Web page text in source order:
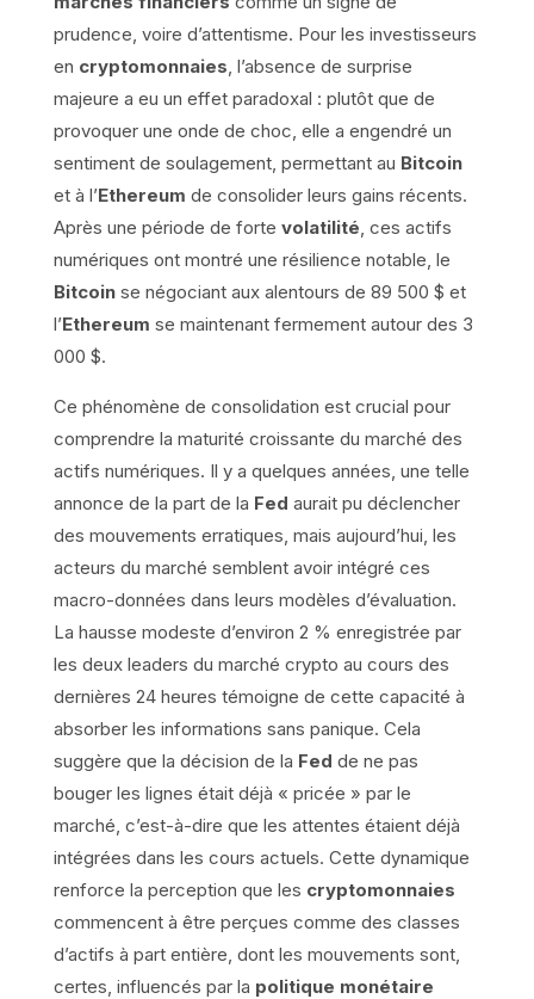
prudence, voire d’attentisme. Pour les investisseurs
en cryptomonnaies , l’absence de surprise
majeure a eu un effet paradoxal : plutôt que de
provoquer une onde de choc, elle a engendré un
sentiment de soulagement, permettant au Bitcoin
et à l’Ethereum de consolider leurs gains récents.
Après une période de forte volatilité , ces actifs
numériques ont montré une résilience notable, le
Bitcoinse négociant aux alentours de 89 500 $ et
l’Ethereum se maintenant fermement autour des 3
000 $.
Ce phénomène de consolidation est crucial pour
comprendre la maturité croissante du marché des
actifs numériques. Il y a quelques années, une telle
annonce de la part de la Fed aurait pu déclencher
des mouvements erratiques, mais aujourd’hui, les
acteurs du marché semblent avoir intégré ces
macro-données dans leurs modèles d’évaluation.
La hausse modeste d’environ 2 % enregistrée par
les deux leaders du marché crypto au cours des
dernières 24 heures témoigne de cette capacité à
absorber les informations sans panique. Cela
suggère que la décision de la Fed de ne pas
bouger les lignes était déjà « pricée » par le
marché, c’est-à-dire que les attentes étaient déjà
intégrées dans les cours actuels. Cette dynamique
renforce la perception que les cryptomonnaies
commencent à être perçues comme des classes
d’actifs à part entière, dont les mouvements sont,
certes, influencés par la politique monétaire